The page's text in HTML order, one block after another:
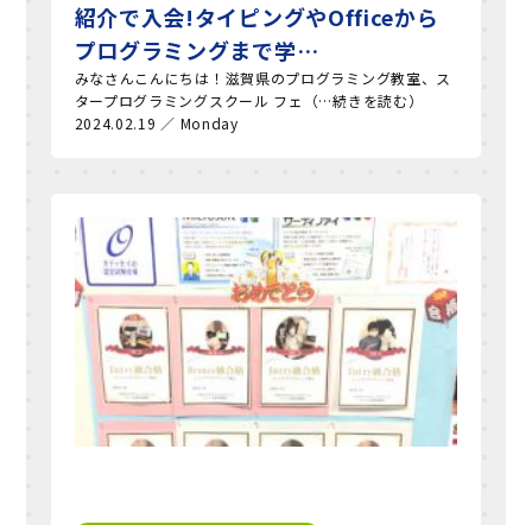
紹介で入会!タイピングやOfficeから
プログラミングまで学…
みなさんこんにちは！滋賀県のプログラミング教室、ス
タープログラミングスクール フェ（…続きを読む）
2024.02.19 ／ Monday